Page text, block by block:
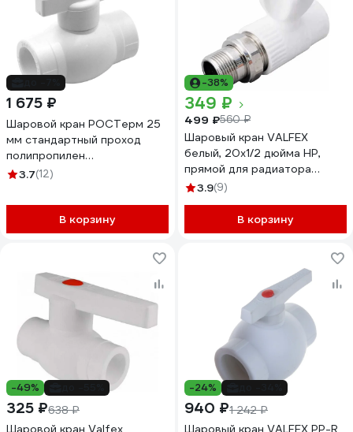
1 675 ₽
Шаровой кран РОСТерм 25
мм стандартный проход
полипропилен
radtapstdPPR25
3.7(12)
В корзину
-38%
349 ₽
499 ₽560 ₽
Шаровый кран VALFEX
белый, 20х1/2 дюйма НР,
прямой для радиатора
10149020 007-7675
3.9(9)
В корзину
-49%
325 ₽638 ₽
Шаровой кран Valfex
-24%
940 ₽1 242 ₽
Шаровый кран VALFEX PP-R